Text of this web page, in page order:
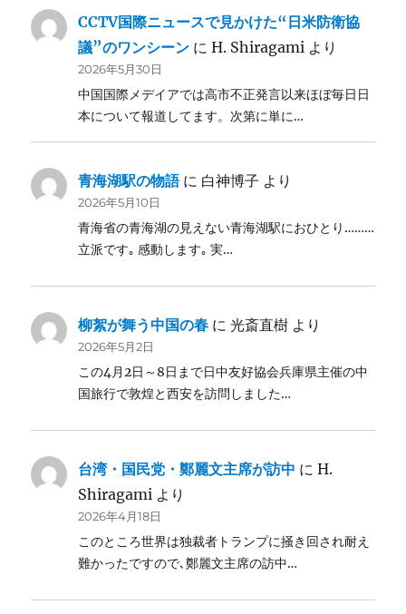
CCTV国際ニュースで見かけた“日米防衛協
議”のワンシーン にH. Shiragami より
2026年5月30日
中国国際メデイアでは高市不正発言以来ほぼ毎日日
本について報道してます。次第に単に…
青海湖駅の物語に 白神博子 より
2026年5月10日
青海省の青海湖の見えない青海湖駅におひとり………
立派です｡ 感動します｡ 実…
柳絮が舞う中国の春 に光斎直樹 より
2026年5月2日
この4月2日～8日まで日中友好協会兵庫県主催の中
国旅行で敦煌と西安を訪問しました…
台湾・国民党・鄭麗文主席が訪中 にH.
Shiragami より
2026年4月18日
このところ世界は独裁者トランプに掻き回され耐え
難かったですので､鄭麗文主席の訪中…